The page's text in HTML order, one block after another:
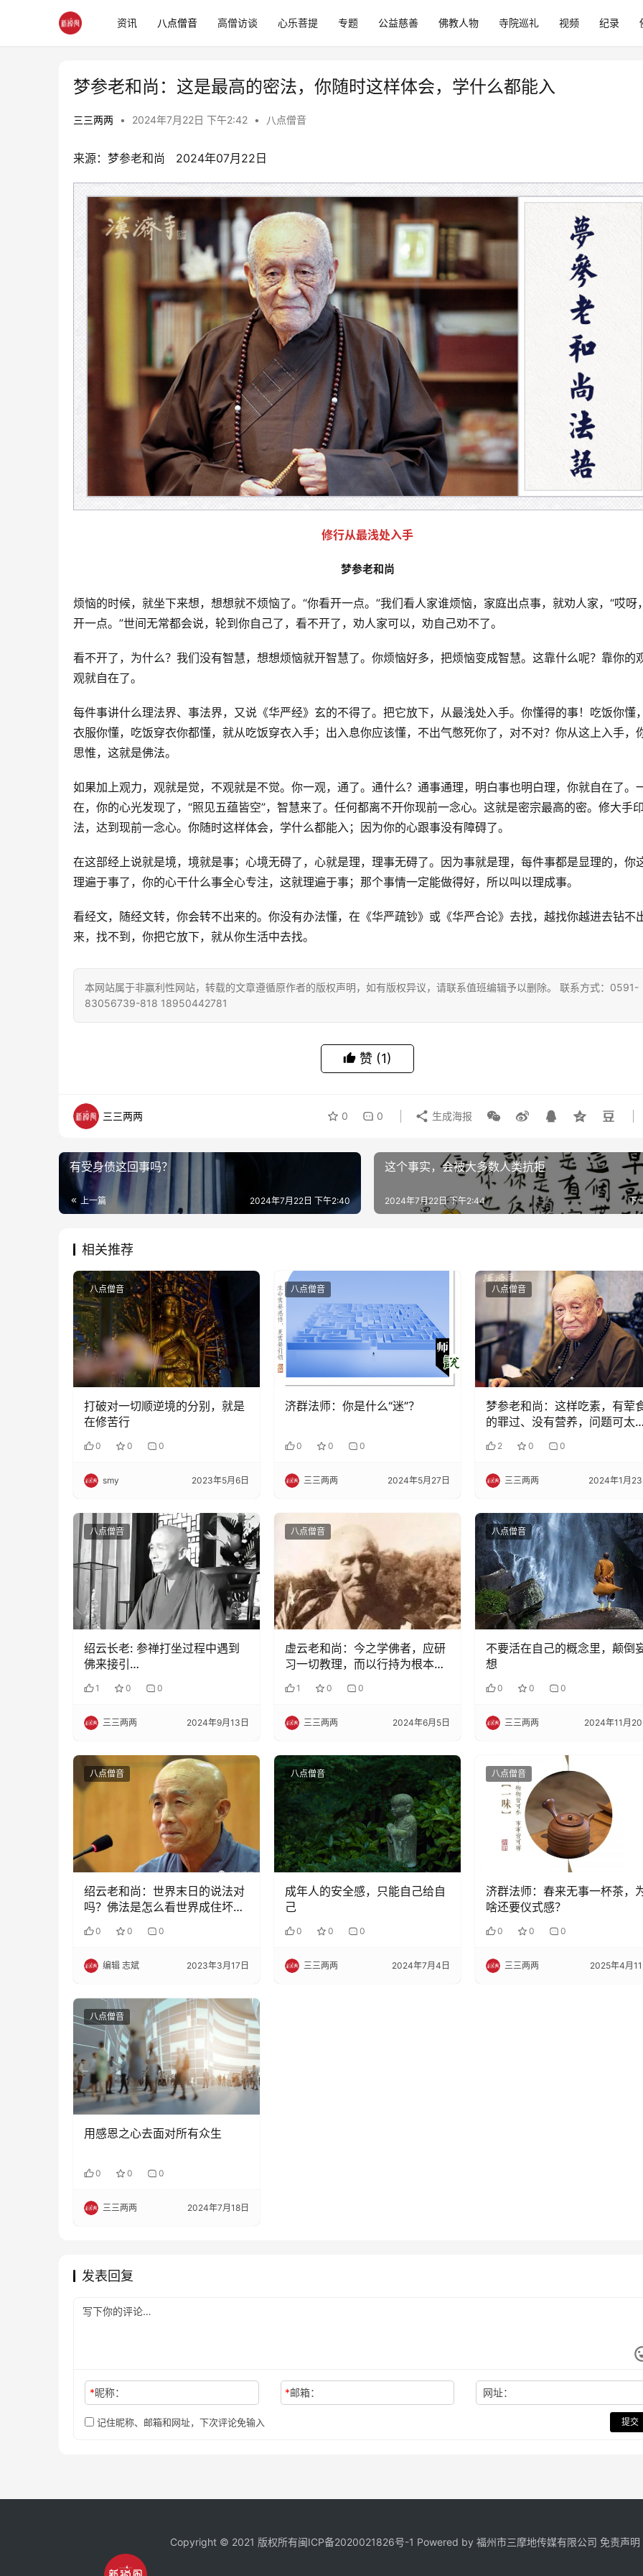
资讯 八点僧音 高僧访谈 心乐菩提 专题 公益慈善 佛教人物 寺院巡礼 视频 纪录
梦参老和尚：这是最高的密法，你随时这样体会，学什么都能入
三三两两 • 2024年7月22日 下午2:42 • 八点僧音
来源：梦参老和尚   2024年07月22日
修行从最浅处入手
梦参老和尚
烦恼的时候，就坐下来想，想想就不烦恼了。“你看开一点。”我们看人家谁烦恼，家庭出点事，就劝人家，“哎呀
开一点。”世间无常都会说，轮到你自己了，看不开了，劝人家可以，劝自己劝不了。
看不开了，为什么？我们没有智慧，想想烦恼就开智慧了。你烦恼好多，把烦恼变成智慧。这靠什么呢？靠你的
观就自在了。
每件事讲什么理法界、事法界，又说《华严经》玄的不得了。把它放下，从最浅处入手。你懂得的事！吃饭你懂
衣服你懂，吃饭穿衣你都懂，就从吃饭穿衣入手；出入息你应该懂，不出气憋死你了，对不对？你从这上入手，
思惟，这就是佛法。
如果加上观力，观就是觉，不观就是不觉。你一观，通了。通什么？通事通理，明白事也明白理，你就自在了。
在，你的心光发现了，“照见五蕴皆空”，智慧来了。任何都离不开你现前一念心。这就是密宗最高的密。修大手
法，达到现前一念心。你随时这样体会，学什么都能入；因为你的心跟事没有障碍了。
在这部经上说就是境，境就是事；心境无碍了，心就是理，理事无碍了。因为事就是理，每件事都是显理的，你
理遍于事了，你的心干什么事全心专注，这就理遍于事；那个事情一定能做得好，所以叫以理成事。
看经文，随经文转，你会转不出来的。你没有办法懂，在《华严疏钞》或《华严合论》去找，越找你越进去钻不
来，找不到，你把它放下，就从你生活中去找。
本网站属于非赢利性网站，转载的文章遵循原作者的版权声明，如有版权异议，请联系值班编辑予以删除。 联系方式：0591-
83056739-818 18950442781
赞 (1)
三三两两 0 0 生成海报
有受身债这回事吗？
上一篇 2024年7月22日 下午2:40
这个事实，会被大多数人类抗拒
下
2024年7月22日 下午2:44
相关推荐
八点僧音
打破对一切顺逆境的分别，就是
在修苦行
0 0 0
smy 2023年5月6日
八点僧音
济群法师：你是什么“迷”？
0 0 0
三三两两 2024年5月27日
八点僧音
梦参老和尚：这样吃素，有荤
的罪过、没有营养，问题可太
了！
2 0 0
三三两两 2024年1月
八点僧音
绍云长老: 参禅打坐过程中遇到
佛来接引…
1 0 0
三三两两 2024年9月13日
八点僧音
虚云老和尚：今之学佛者，应研
习一切教理，而以行持为根本，
宣扬佛法，使佛法灯灯相续
1 0 0
三三两两 2024年6月5日
八点僧音
不要活在自己的概念里，颠倒
想
0 0 0
三三两两 2024年11月
八点僧音
绍云老和尚：世界末日的说法对
吗？佛法是怎么看世界成住坏空
0 0 0
编辑 志斌 2023年3月17日
八点僧音
成年人的安全感，只能自己给自
己
0 0 0
三三两两 2024年7月4日
八点僧音
济群法师：春来无事一杯茶，
啥还要仪式感？
0 0 0
三三两两 2025年4月
八点僧音
用感恩之心去面对所有众生
0 0 0
三三两两 2024年7月18日
发表回复
*昵称： *邮箱： 网址：
记住昵称、邮箱和网址，下次评论免输入 提交
Copyright © 2021 版权所有闽ICP备2020021826号-1 Powered by 福州市三摩地传媒有限公司 免责声明